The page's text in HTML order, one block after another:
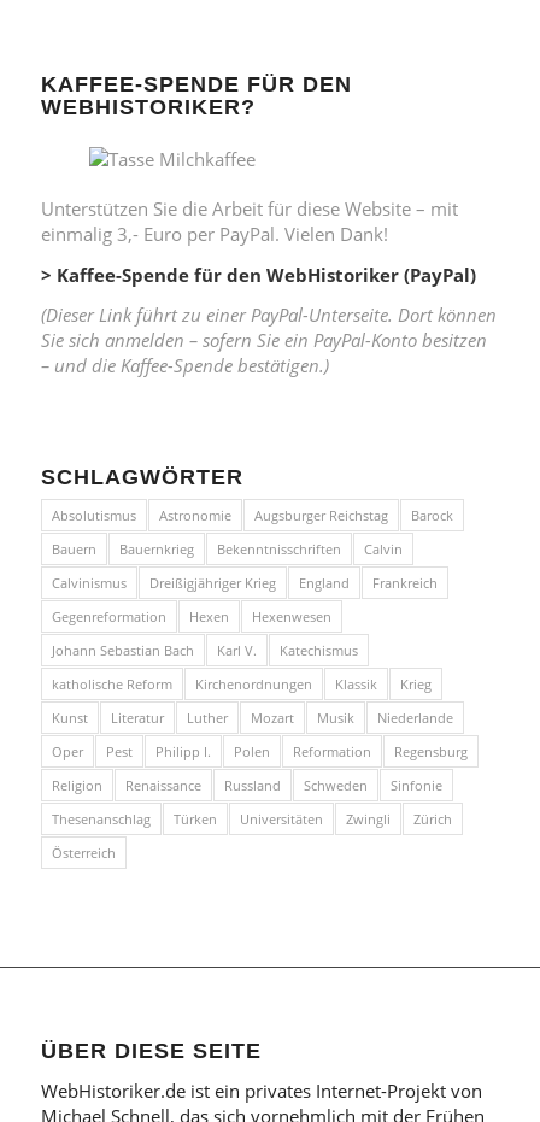
KAFFEE-SPENDE FÜR DEN
WEBHISTORIKER?
Unterstützen Sie die Arbeit für diese Website – mit
einmalig 3,- Euro per PayPal. Vielen Dank!
> Kaffee-Spende für den WebHistoriker (PayPal)
(Dieser Link führt zu einer PayPal-Unterseite. Dort können
Sie sich anmelden – sofern Sie ein PayPal-Konto besitzen
– und die Kaffee-Spende bestätigen.)
SCHLAGWÖRTER
Absolutismus Astronomie Augsburger Reichstag
Barock
Bauern
Bauernkrieg Bekenntnisschriften
Calvin
Calvinismus
Dreißigjähriger Krieg England
Frankreich
Gegenreformation
Hexen
Hexenwesen
Johann Sebastian Bach
Karl V.
Katechismus
katholische Reform
Kirchenordnungen Klassik
Krieg
Kunst
Literatur Luther Mozart Musik
Niederlande
Oper
Pest Philipp I. Polen Reformation
Regensburg
Religion
Renaissance Russland Schweden
Sinfonie
Thesenanschlag
Türken Universitäten Zwingli
Zürich
Österreich
ÜBER DIESE SEITE
WebHistoriker.de ist ein privates Internet-Projekt von
Michael Schnell, das sich vornehmlich mit der Frühen